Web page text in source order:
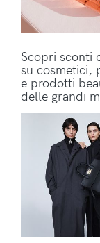
Scopri sconti
su cosmetici,
e prodotti
delle grandi